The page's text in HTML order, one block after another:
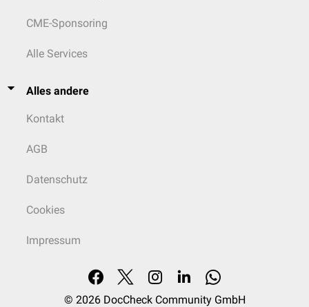
CME-Sponsoring
Alle Services
Alles andere
Kontakt
AGB
Datenschutz
Cookies
Impressum
© 2026 DocCheck Community GmbH